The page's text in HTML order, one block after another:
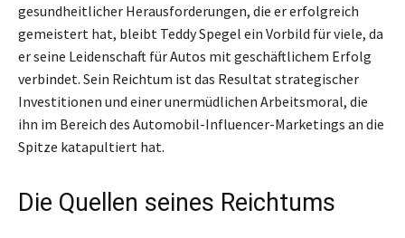
gesundheitlicher Herausforderungen, die er erfolgreich
gemeistert hat, bleibt Teddy Spegel ein Vorbild für viele, da
er seine Leidenschaft für Autos mit geschäftlichem Erfolg
verbindet. Sein Reichtum ist das Resultat strategischer
Investitionen und einer unermüdlichen Arbeitsmoral, die
ihn im Bereich des Automobil-Influencer-Marketings an die
Spitze katapultiert hat.
Die Quellen seines Reichtums